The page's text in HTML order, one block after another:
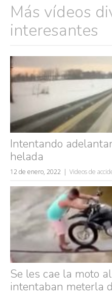
Más vídeos
interesantes
Intentando
helada
12 de enero, 2022 Videos de
Se les cae la moto
intentaban meterla